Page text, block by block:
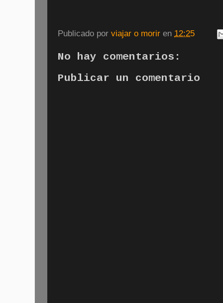
Publicado por viajar o morir en 12:25
No hay comentarios:
Publicar un comentario